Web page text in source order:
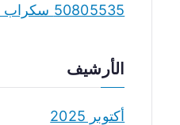
50805535 سكراب بايك فوري
الأرشيف
أكتوبر 2025